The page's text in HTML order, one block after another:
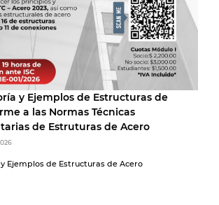
y Ejemplos de Estructuras de
a las Normas Técnicas
de Estruturas de Acero
Ejemplos de Estructuras de Acero